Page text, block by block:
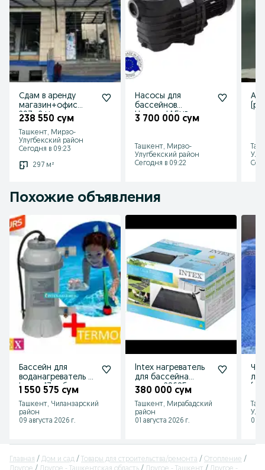
Сдам в аренду
магазин+офис
297м2 На
Паркентской
улице. 1 линия.
238 550 сум
Ташкент, Мирзо-
Улугбекский район
Сегодня в 09:23
297 м²
Насосы для
бассейнов
Hayward 1,5НР,
3 700 000 сум
Ташкент, Мирзо-
Улугбекский район
Сегодня в 09:22
Похожие объявления
Бассейн для
воданагреватель 3.
kw до 17 куб
1 550 575 сум
Ташкент, Чиланзарский
район
09 августа 2026 г.
Intex нагреватель
для бассейна
коврик 28685
380 000 сум
Ташкент, Мирабадский
район
01 августа 2026 г.
01
Главная Дом и сад Товары для строительства/ремонта
Отопление